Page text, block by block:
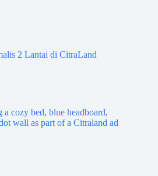
2 Lantai di CitraLand